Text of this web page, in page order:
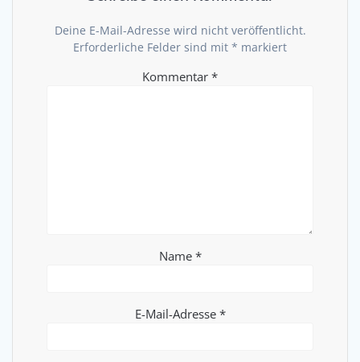
Deine E-Mail-Adresse wird nicht veröffentlicht.
Erforderliche Felder sind mit * markiert
Kommentar *
Name *
E-Mail-Adresse *